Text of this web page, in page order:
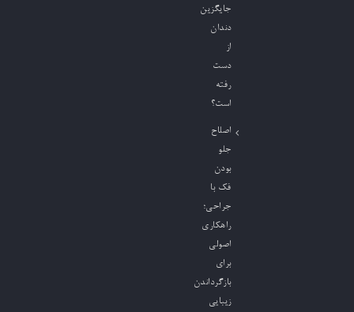
جایگزین
دندان
از
دست
رفته
است؟
اصلاح
جلو
بودن
فک با
جراحی؛
راهکاری
اصولی
برای
بازگرداندن
زیبایی